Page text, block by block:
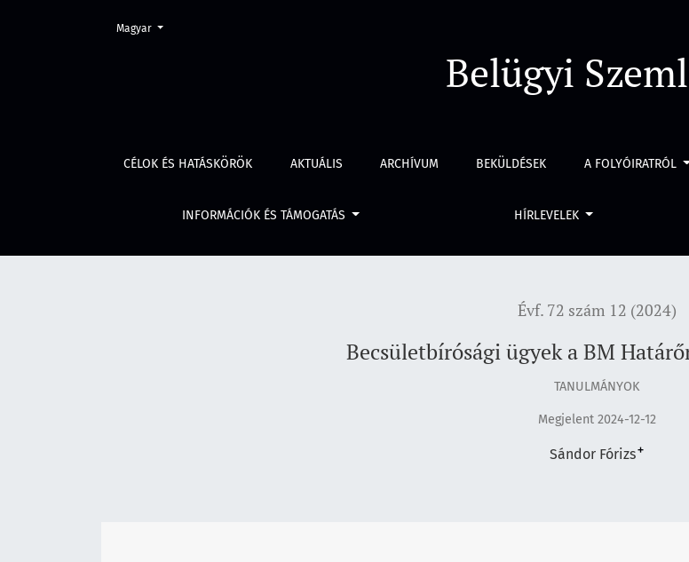
Becsületbírósági ügyek a BM Határőrségnél 1960-ban
Belügyi
CÉLOK ÉS HATÁSKÖRÖK AKTUÁLIS ARCHÍVUM BEKÜLDÉSEK A FOLYÓIRATRÓL
INFORMÁCIÓK ÉS TÁMOGATÁS HÍRLEVELEK
Change the language. The current language is:
Magyar
Évf. 72 szám 12 (2024)
Becsületbírósági ügyek a BM
TANULMÁNYOK
Megjelent 2024-12-12
Sándor Fórizs+